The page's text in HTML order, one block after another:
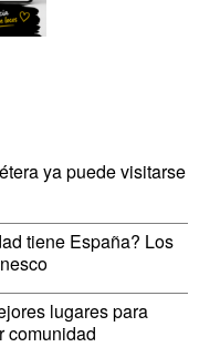
ya puede visitarse
tiene España? Los
lugares para
comunidad